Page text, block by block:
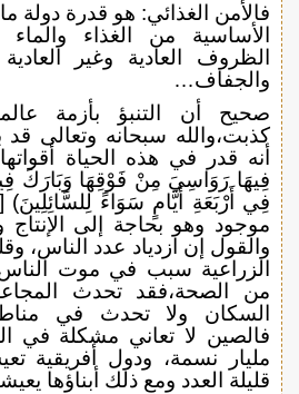
فالأمن الغذائي: هو قدرة دولة
الأساسية من الغذاء والماء
الظروف العادية وغير
والجفاف…
صحيح أن التنبؤ بأزمة
كذبت،والله سبحانه وتعالى قد
أنه قدر في هذه الحياة
فِيهَا رَوَاسِيَ مِنْ فَوْقِهَا وَبَارَكَ
موجود وهو بحاجة إلى الإنتاج
والقول إن ازدياد عدد الناس،
الزراعية سبب في موت
من الصحة،فقد تحدث
السكان ولا تحدث في
فالصين لا تعاني مشكلة في
مليار نسمة، ودول أفريقية
قليلة العدد ومع ذلك أبناؤها